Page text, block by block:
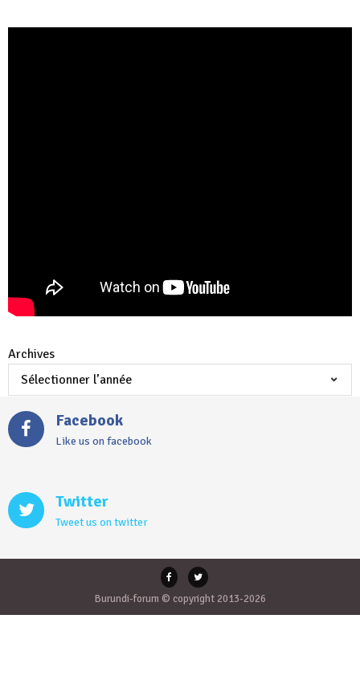
Archives
Facebook
Like us on facebook
Twitter
Tweet us on twitter
Burundi-forum © copyright 2013-2026